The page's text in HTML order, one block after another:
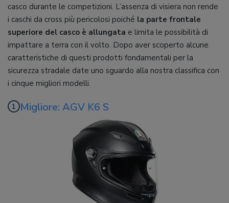
casco durante le competizioni. L’assenza di visiera non rende
i caschi da cross più pericolosi poiché la parte frontale
superiore del casco è allungata e limita le possibilità di
impattare a terra con il volto. Dopo aver scoperto alcune
caratteristiche di questi prodotti fondamentali per la
sicurezza stradale date uno sguardo alla nostra classifica con
i cinque migliori modelli.
Migliore: AGV K6 S